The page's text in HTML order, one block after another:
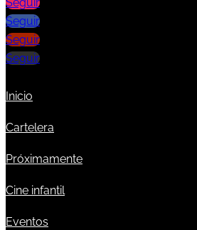
Seguir
Seguir
Seguir
Inicio
Cartelera
Próximamente
Cine infantil
Eventos